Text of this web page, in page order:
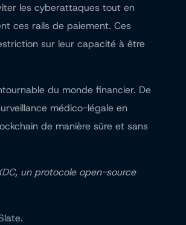
les cyberattaques tout en
ces rails de paiement. Ces
sur leur capacité à être
du monde financier. De
médico-légale en
de manière sûre et sans
un protocole open-source